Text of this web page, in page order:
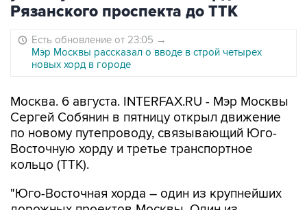
Рязанского проспекта до ТТК
Есть обновление от 23:05 →
Мэр Москвы рассказал о вводе в строй четырех
новых хорд в городе
Москва. 6 августа. INTERFAX.RU - Мэр Москвы
Сергей Собянин в пятницу открыл движение
по новому путепроводу, связывающий Юго-
Восточную хорду и третье транспортное
кольцо (ТТК).
"Юго-Восточная хорда – один из крупнейших